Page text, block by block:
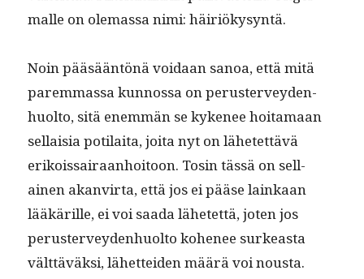
malle on ole­mas­sa nimi: häiriökysyntä.
Noin pääsään­tönä voidaan sanoa, että mitä
parem­mas­sa kun­nos­sa on peruster­vey­den­
huolto, sitä enem­män se kyke­nee hoita­maan
sel­l­aisia poti­lai­ta, joi­ta nyt on lähetet­tävä
erikois­sairaan­hoitoon. Tosin tässä on sel­l­
ainen akan­vir­ta, että jos ei pääse lainkaan
lääkärille, ei voi saa­da lähetet­tä, joten jos
peruster­vey­den­huolto kohe­nee surkeas­ta
vält­täväk­si, lähet­tei­den määrä voi nousta.